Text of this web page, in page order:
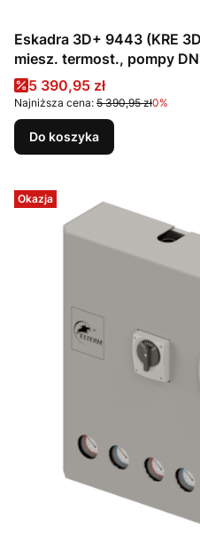
Eskadra 3D+ 9443 (KRE
miesz. termost., pompy
Cena promocyjna
5 390,95 zł
Najniższa cena: 5 390,95 zł0%
Do koszyka
Okazja